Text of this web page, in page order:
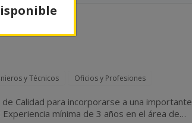
y Técnicos Oficios y Profesiones
Calidad para incorporarse a una importante